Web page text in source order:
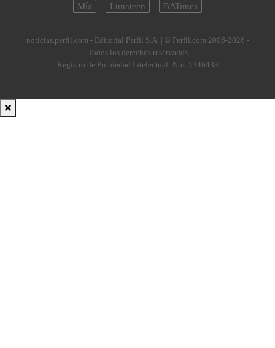
Mía
Lunateen BATimes
noticias.perfil.com - Editorial Perfil S.A. | © Perfil.com 2006-2026 -
Todos los derechos reservados
Registro de Propiedad Intelectual: Nro. 5346433